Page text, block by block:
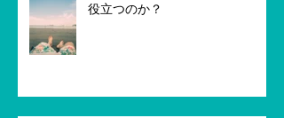
役立つのか？